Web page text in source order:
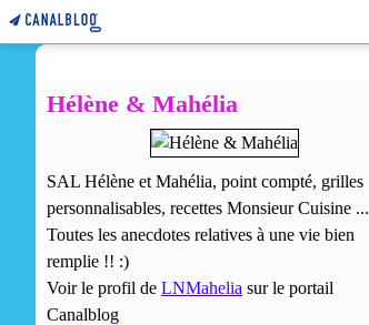
Hélène & Mahélia
SAL Hélène et Mahélia, point compté, grilles
personnalisables, recettes Monsieur Cuisine ...
Toutes les anecdotes relatives à une vie bien
remplie !! :)
Voir le profil de LNMahelia sur le portail
Canalblog